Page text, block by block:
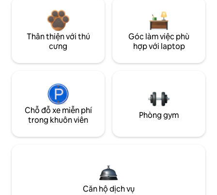
Thân thiện với thú
cưng
Góc làm việc phù
hợp với laptop
Chỗ đỗ xe miễn phí
trong khuôn viên
Phòng gym
Căn hộ dịch vụ